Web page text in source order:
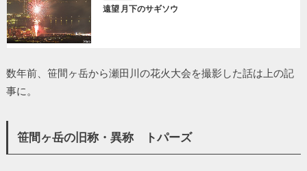
遠望 月下のサギソウ
数年前、笹間ヶ岳から瀬田川の花火大会を撮影した話は上の記
事に。
笹間ヶ岳の旧称・異称 トパーズ